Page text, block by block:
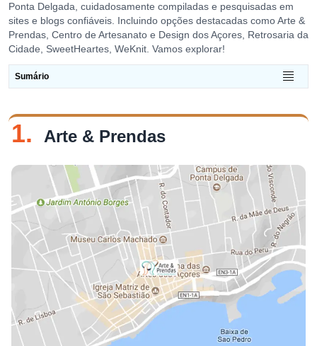
Ponta Delgada, cuidadosamente compiladas e pesquisadas em
sites e blogs confiáveis. Incluindo opções destacadas como Arte &
Prendas, Centro de Artesanato e Design dos Açores, Retrosaria da
Cidade, SweetHeartes, WeKnit. Vamos explorar!
Sumário
1. Arte & Prendas